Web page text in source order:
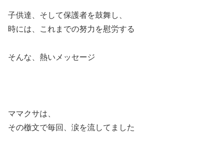
子供達、そして保護者を鼓舞し、
時には、これまでの努力を慰労する
そんな、熱いメッセージ
ママクサは、
その檄文で毎回、涙を流してました